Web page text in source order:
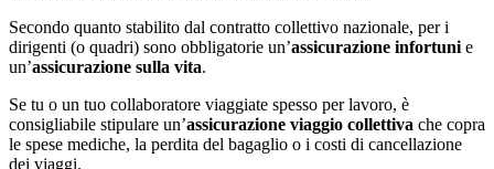
Secondo quanto stabilito dal contratto collettivo nazionale, per i
dirigenti (o quadri) sono obbligatorie un’assicurazione infortuni e
un’assicurazione sulla vita.
Se tu o un tuo collaboratore viaggiate spesso per lavoro, è
consigliabile stipulare un’assicurazione viaggio collettiva che copra
le spese mediche, la perdita del bagaglio o i costi di cancellazione
dei viaggi.